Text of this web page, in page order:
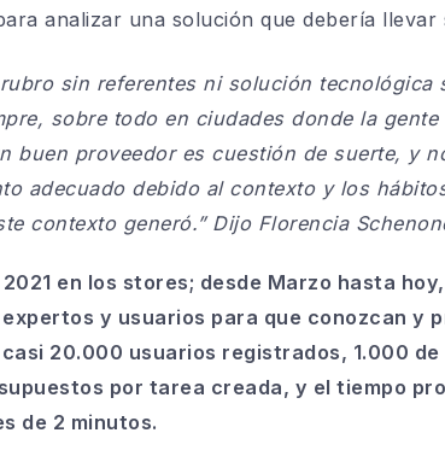
analizar una solución que debería llevar
sin referentes ni solución tecnológica
sobre todo en ciudades donde la gente
buen proveedor es cuestión de suerte, y
adecuado debido al contexto y los
contexto generó.” Dijo Florencia
en los stores; desde Marzo hasta
y usuarios para que conozcan y
20.000 usuarios registrados, 1.000 de
por tarea creada, y el tiempo
de 2 minutos.